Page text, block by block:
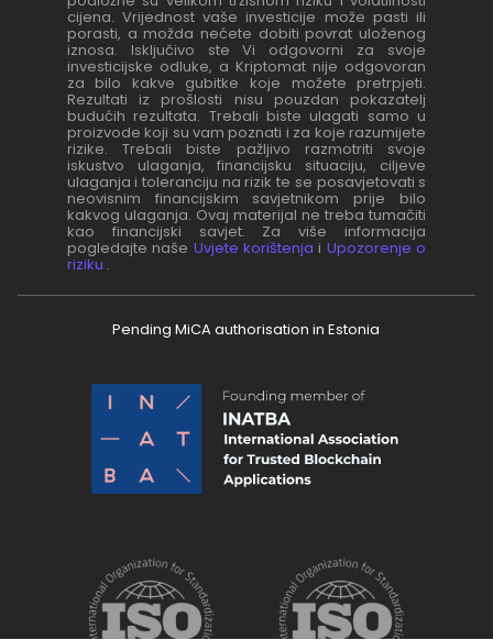
cijena. Vrijednost vaše investicije može pasti ili
porasti, a možda nećete dobiti povrat uloženog
iznosa. Isključivo ste Vi odgovorni za svoje
investicijske odluke, a Kriptomat nije odgovoran
za bilo kakve gubitke koje možete pretrpjeti.
Rezultati iz prošlosti nisu pouzdan pokazatelj
budućih rezultata. Trebali biste ulagati samo u
proizvode koji su vam poznati i za koje razumijete
rizike. Trebali biste pažljivo razmotriti svoje
iskustvo ulaganja, financijsku situaciju, ciljeve
ulaganja i toleranciju na rizik te se posavjetovati s
neovisnim financijskim savjetnikom prije bilo
kakvog ulaganja. Ovaj materijal ne treba tumačiti
kao financijski savjet. Za više informacija
pogledajte naše Uvjete korištenja i Upozorenje o
riziku .
Pending MiCA authorisation in Estonia